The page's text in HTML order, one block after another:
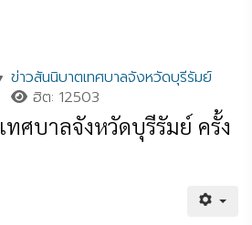
ข่าวสันนิบาตเทศบาลจังหวัดบุรีรัมย์
ฮิต: 12503
ศบาลจังหวัดบุรีรัมย์ ครั้ง